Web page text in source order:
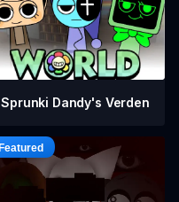
Sprunki Dandy's Verden